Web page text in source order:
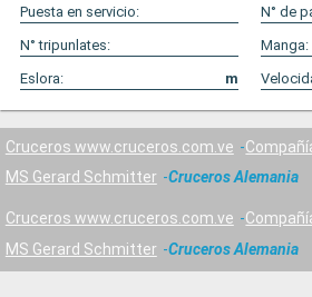
Puesta en servicio:
N° de
N° tripunlates:
Manga:
Eslora:
m
Cruceros www.cruceros.com.ve
MS Gerard Schmitter
Cruceros Alemania
Cruceros www.cruceros.com.ve
MS Gerard Schmitter
Cruceros Alemania